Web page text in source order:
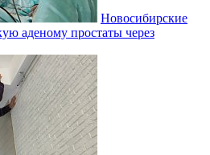
Новосибирские
аденому простаты через